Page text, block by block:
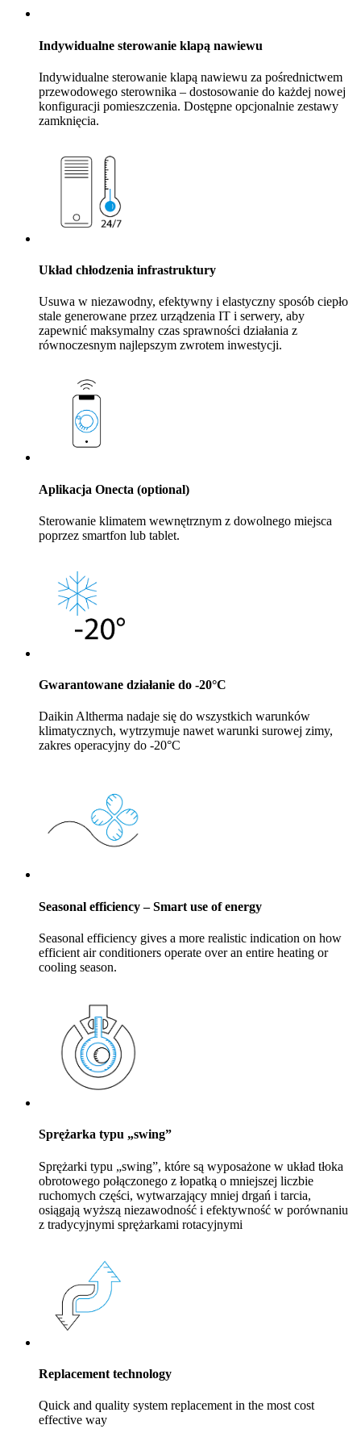
Indywidualne sterowanie klapą nawiewu
Indywidualne sterowanie klapą nawiewu za pośrednictwem
przewodowego sterownika – dostosowanie do każdej nowej
konfiguracji pomieszczenia. Dostępne opcjonalnie zestawy
zamknięcia.
Układ chłodzenia infrastruktury
Usuwa w niezawodny, efektywny i elastyczny sposób ciepło
stale generowane przez urządzenia IT i serwery, aby
zapewnić maksymalny czas sprawności działania z
równoczesnym najlepszym zwrotem inwestycji.
Aplikacja Onecta (optional)
Sterowanie klimatem wewnętrznym z dowolnego miejsca
poprzez smartfon lub tablet.
Gwarantowane działanie do -20°C
Daikin Altherma nadaje się do wszystkich warunków
klimatycznych, wytrzymuje nawet warunki surowej zimy,
zakres operacyjny do -20°C
Seasonal efficiency – Smart use of energy
Seasonal efficiency gives a more realistic indication on how
efficient air conditioners operate over an entire heating or
cooling season.
Sprężarka typu „swing”
Sprężarki typu „swing”, które są wyposażone w układ tłoka
obrotowego połączonego z łopatką o mniejszej liczbie
ruchomych części, wytwarzający mniej drgań i tarcia,
osiągają wyższą niezawodność i efektywność w porównaniu
z tradycyjnymi sprężarkami rotacyjnymi
Replacement technology
Quick and quality system replacement in the most cost
effective way